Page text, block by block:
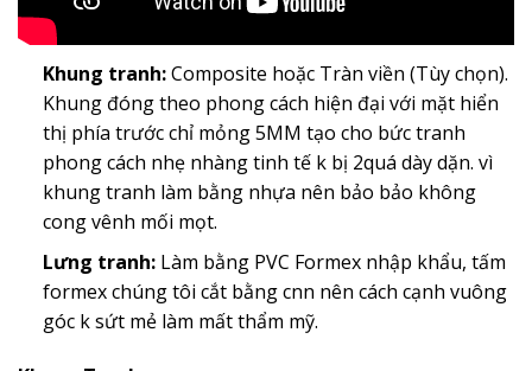
Khung tranh:Composite hoặc Tràn viền (Tùy chọn).
Khung đóng theo phong cách hiện đại với mặt hiển
thị phía trước chỉ mỏng 5MM tạo cho bức tranh
phong cách nhẹ nhàng tinh tế k bị 2quá dày dặn. vì
khung tranh làm bằng nhựa nên bảo bảo không
cong vênh mối mọt.
Lưng tranh:Làm bằng PVC Formex nhập khẩu, tấm
formex chúng tôi cắt bằng cnn nên cách cạnh vuông
góc k sứt mẻ làm mất thẩm mỹ.